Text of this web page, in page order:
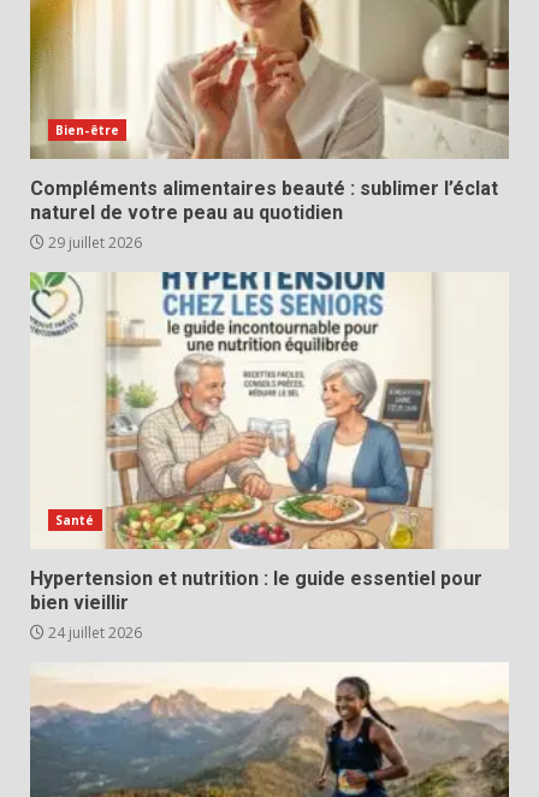
Bien-être
Compléments alimentaires beauté : sublimer l’éclat
naturel de votre peau au quotidien
29 juillet 2026
Santé
Hypertension et nutrition : le guide essentiel pour
bien vieillir
24 juillet 2026